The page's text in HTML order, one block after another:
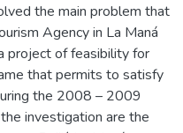
the main problem that
Agency in La Maná
project of feasibility for
that permits to satisfy
the 2008 – 2009
investigation are the